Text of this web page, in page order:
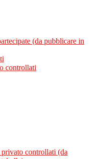
(da pubblicare in
controllati
controllati (da